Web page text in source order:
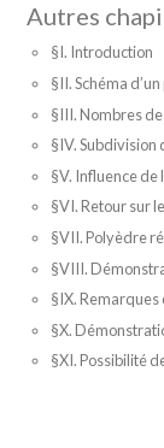
Autres
§I. Introduction
§II. Schéma
§III. Nombres
§IV. Subdivision
§V. Influence
§VI. Retour sur
§VII. Polyèdre
§VIII.
§IX.
§X.
§XI. Possibilité